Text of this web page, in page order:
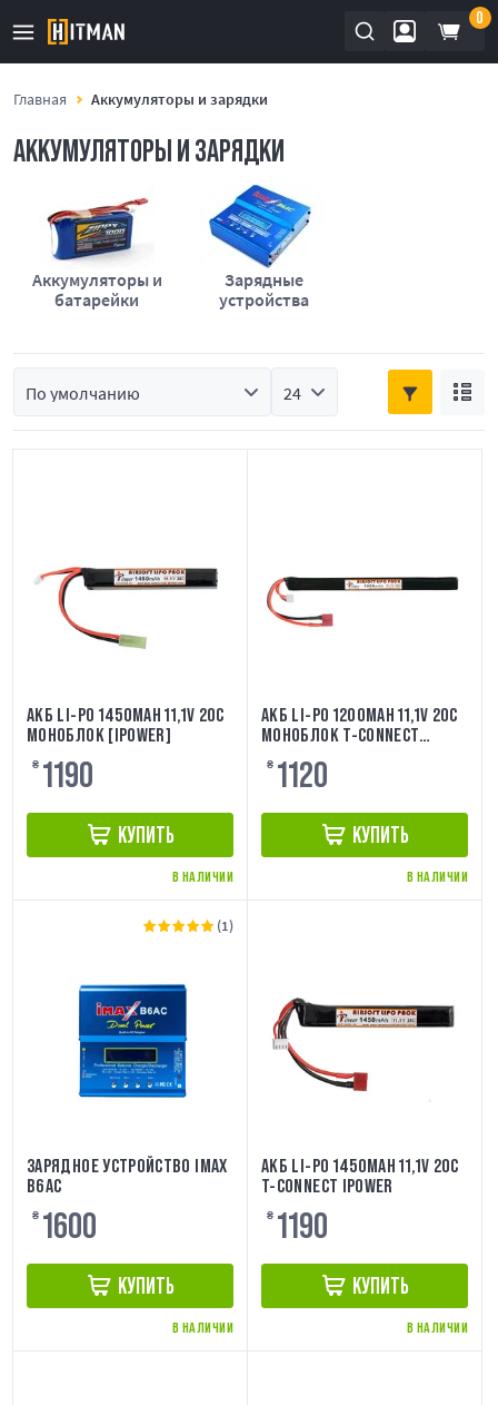
0
Главная Аккумуляторы и зарядки
АККУМУЛЯТОРЫ И ЗАРЯДКИ
Аккумуляторы и
батарейки
Зарядные
устройства
АКБ LI-PO 1450MAH 11,1V 20C
МОНОБЛОК [IPOWER]
₴ 1190
КУПИТЬ
В НАЛИЧИИ
АКБ LI-PO 1200MAH 11,1V 20C
МОНОБЛОК T-CONNECT
IPOWER
₴ 1120
КУПИТЬ
В НАЛИЧИИ
(1)
ЗАРЯДНОЕ УСТРОЙСТВО IMAX
B6AC
₴ 1600
КУПИТЬ
В НАЛИЧИИ
АКБ LI-PO 1450MAH 11,1V 20C
T-CONNECT IPOWER
₴ 1190
КУПИТЬ
В НАЛИЧИИ